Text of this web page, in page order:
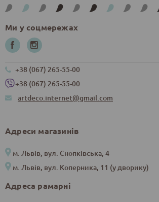
Ми у соцмережах
+38 (067) 265-55-00
+38 (067) 265-55-00
artdeco.internet@gmail.com
Адреси магазинів
м. Львів, вул. Снопківська, 4
м. Львів, вул. Коперника, 11 (у дворику)
Адреса рамарні